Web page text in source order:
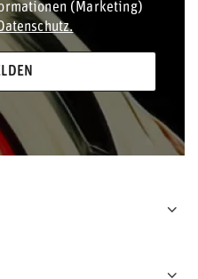
(Marketing)